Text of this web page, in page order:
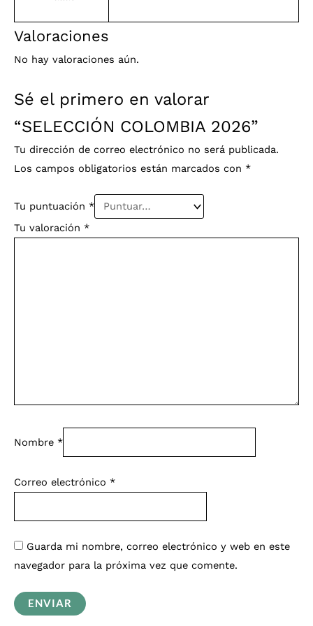
Valoraciones
No hay valoraciones aún.
Sé el primero en valorar
“SELECCIÓN COLOMBIA 2026”
Tu dirección de correo electrónico no será publicada.
Los campos obligatorios están marcados con *
Tu puntuación *
Tu valoración *
Nombre *
Correo electrónico *
Guarda mi nombre, correo electrónico y web en este
navegador para la próxima vez que comente.